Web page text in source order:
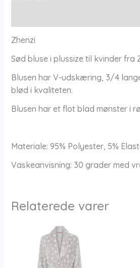
Zhenzi
Sød bluse i plussize til kvinder fra
Blusen har V-udskæring, 3/4
blød i kvaliteten.
Blusen har et flot blad mønster i
Materiale: 95% Polyester, 5%
Vaskeanvisning: 30 grader med
Relaterede varer